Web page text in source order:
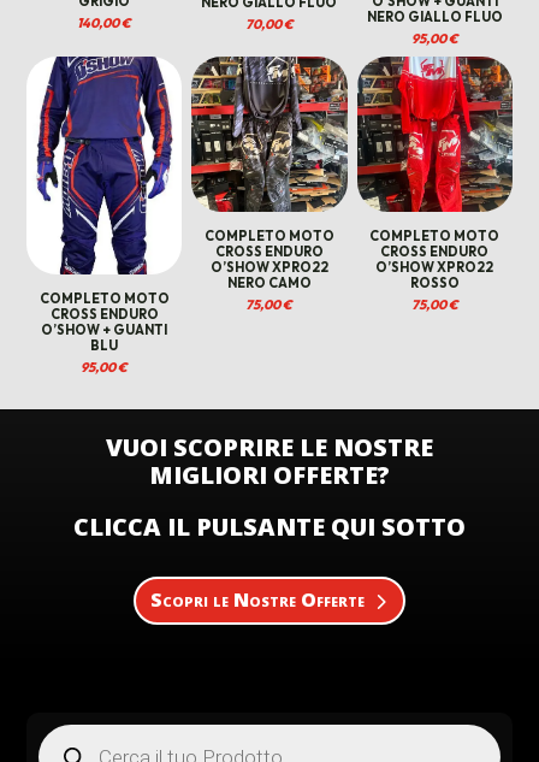
140,00€
70,00€
NERO GIALLO FLUO
95,00€
COMPLETO MOTO
CROSS ENDURO
O’SHOW + GUANTI
BLU
95,00€
COMPLETO MOTO
CROSS ENDURO
O’SHOW XPRO22
NERO CAMO
75,00€
COMPLETO MOTO
CROSS ENDURO
O’SHOW XPRO22
ROSSO
75,00€
VUOI SCOPRIRE LE NOSTRE
MIGLIORI OFFERTE?
CLICCA IL PULSANTE QUI SOTTO
Scopri le Nostre Offerte
Products
search